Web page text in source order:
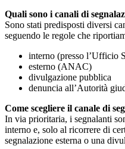
Quali sono i canali di
Sono stati predisposti diversi
seguendo le regole che
interno (presso l’Ufficio
esterno (ANAC)
divulgazione pubblica
denuncia all’Autorità
Come scegliere il canale di
In via prioritaria, i segnalanti
interno e, solo al ricorrere di
segnalazione esterna o una